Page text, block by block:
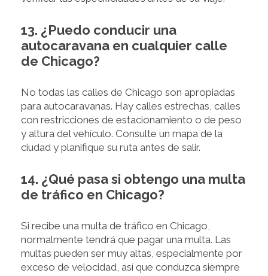
13. ¿Puedo conducir una
autocaravana en cualquier calle
de Chicago?
No todas las calles de Chicago son apropiadas
para autocaravanas. Hay calles estrechas, calles
con restricciones de estacionamiento o de peso
y altura del vehículo. Consulte un mapa de la
ciudad y planifique su ruta antes de salir.
14. ¿Qué pasa si obtengo una multa
de tráfico en Chicago?
Si recibe una multa de tráfico en Chicago,
normalmente tendrá que pagar una multa. Las
multas pueden ser muy altas, especialmente por
exceso de velocidad, así que conduzca siempre